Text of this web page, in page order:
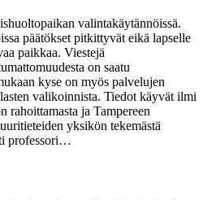
valintakäytännöissä.
päätökset pitkittyvät eikä lapselle
paikkaa. Viestejä
on saatu
kyse on myös palvelujen
valikoinnista. Tiedot käyvät ilmi
rahoittamasta ja Tampereen
yksikön tekemästä
professori…